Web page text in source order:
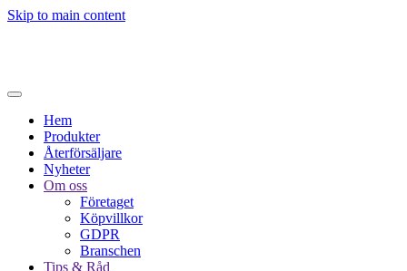
Skip to main content
Hem
Produkter
Återförsäljare
Nyheter
Om oss
Företaget
Köpvillkor
GDPR
Branschen
Tips & Råd